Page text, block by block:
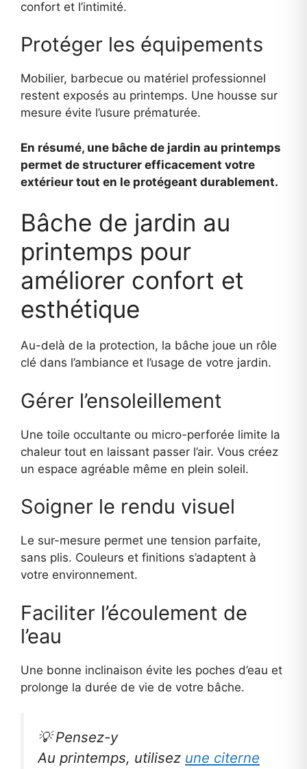
confort et l’intimité.
Protéger les équipements
Mobilier, barbecue ou matériel professionnel
restent exposés au printemps. Une housse sur
mesure évite l’usure prématurée.
En résumé, une bâche de jardin au printemps
permet de structurer efficacement votre
extérieur tout en le protégeant durablement.
Bâche de jardin au
printemps pour
améliorer confort et
esthétique
Au-delà de la protection, la bâche joue un rôle
clé dans l’ambiance et l’usage de votre jardin.
Gérer l’ensoleillement
Une toile occultante ou micro-perforée limite la
chaleur tout en laissant passer l’air. Vous créez
un espace agréable même en plein soleil.
Soigner le rendu visuel
Le sur-mesure permet une tension parfaite,
sans plis. Couleurs et finitions s’adaptent à
votre environnement.
Faciliter l’écoulement de
l’eau
Une bonne inclinaison évite les poches d’eau et
prolonge la durée de vie de votre bâche.
💡 Pensez-y
Au printemps, utilisez une citerne